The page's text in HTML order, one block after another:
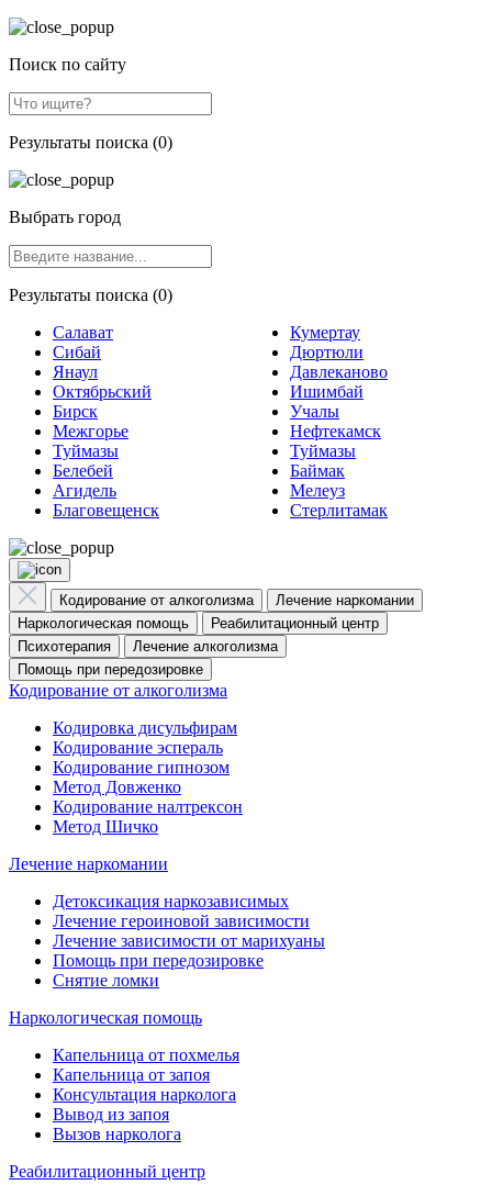
Поиск по сайту
Результаты поиска (0)
Выбрать город
Результаты поиска (0)
Салават
Кумертау
Сибай
Дюртюли
Янаул
Давлеканово
Октябрьский
Ишимбай
Бирск
Учалы
Межгорье
Нефтекамск
Туймазы
Туймазы
Белебей
Баймак
Агидель
Мелеуз
Благовещенск
Стерлитамак
Кодирование от алкоголизма
Лечение наркомании
Наркологическая помощь
Реабилитационный центр
Психотерапия
Лечение алкоголизма
Помощь при передозировке
Кодирование от алкоголизма
Кодировка дисульфирам
Кодирование эспераль
Кодирование гипнозом
Метод Довженко
Кодирование налтрексон
Метод Шичко
Лечение наркомании
Детоксикация наркозависимых
Лечение героиновой зависимости
Лечение зависимости от марихуаны
Помощь при передозировке
Снятие ломки
Наркологическая помощь
Капельница от похмелья
Капельница от запоя
Консультация нарколога
Вывод из запоя
Вызов нарколога
Реабилитационный центр